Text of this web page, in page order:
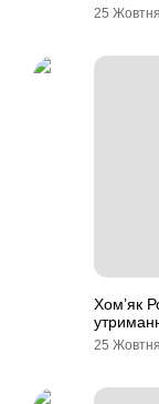
25
Хом’як
25